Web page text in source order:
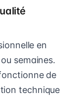
en
semaines.
de
technique